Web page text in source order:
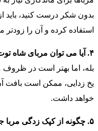
بدون شکر درست کنید، باید
استفاده کرده و آن را
۴. آیا می توان مربای شاه توت را فریز کرد؟
بله، اما بهتر است در
یخ زدایی، ممکن است بافت
خواهد داشت.
۵. چگونه از کپک زدگی مربا جلوگیری کنیم؟